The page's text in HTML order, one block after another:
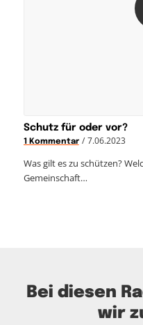
Schutz für oder vor?
1 Kommentar / 7.06.2023
Was gilt es zu schützen?
Gemeinschaft…
Bei diesen
wir